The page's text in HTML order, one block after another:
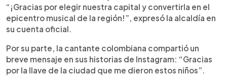
“¡Gracias por elegir nuestra capital y convertirla en el
epicentro musical de la región!”, expresó la alcaldía en
su cuenta oficial.
Por su parte, la cantante colombiana compartió un
breve mensaje en sus historias de Instagram: “Gracias
por la llave de la ciudad que me dieron estos niños”.